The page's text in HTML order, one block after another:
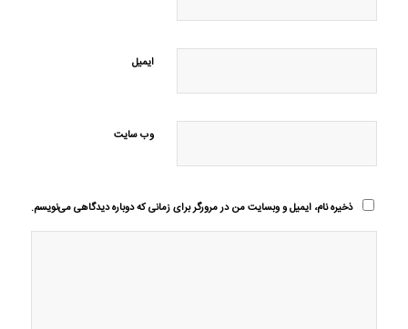
ایمیل
وب‌ سایت
ذخیره نام، ایمیل و وبسایت من در مرورگر برای زمانی که دوباره دیدگاهی می‌نویسم.